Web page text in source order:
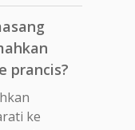
prancis?
ke